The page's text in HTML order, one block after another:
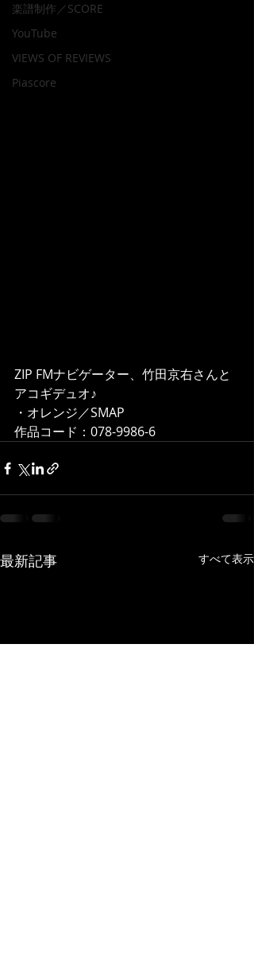
楽譜制作／SCORE
YouTube
VIEWS OF REVIEWS
Piascore
ZIP FMナビゲーター、竹田京右さんと
アコギデュオ♪
・オレンジ／SMAP
作品コード：078-9986-6
最新記事 すべて表示